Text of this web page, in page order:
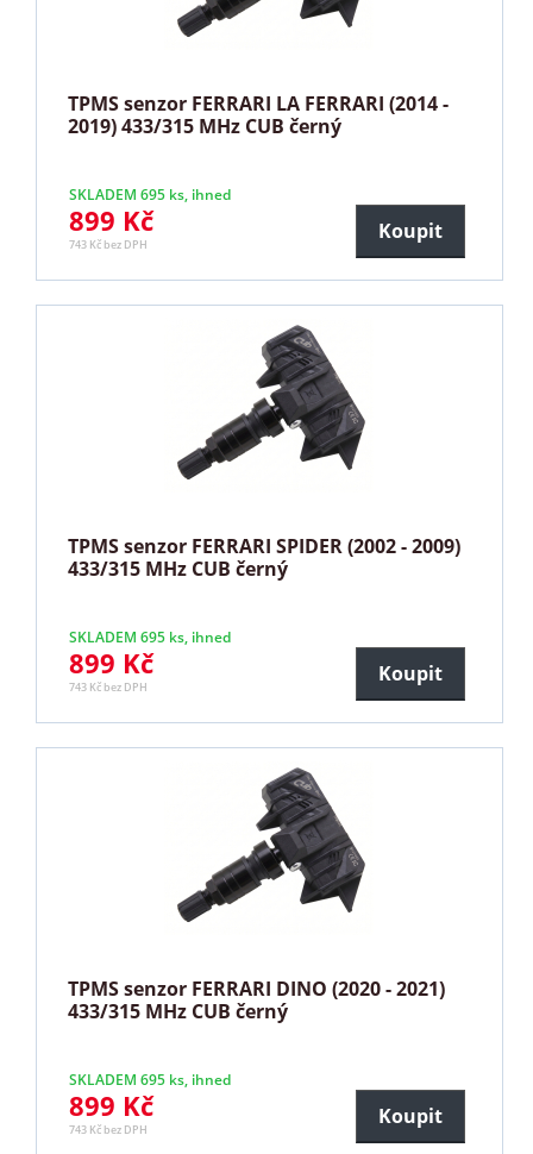
TPMS senzor FERRARI LA FERRARI (2014 -
2019) 433/315 MHz CUB černý
SKLADEM 695 ks, ihned
899 Kč
743 Kč bez DPH
Koupit
TPMS senzor FERRARI SPIDER (2002 - 2009)
433/315 MHz CUB černý
SKLADEM 695 ks, ihned
899 Kč
743 Kč bez DPH
Koupit
TPMS senzor FERRARI DINO (2020 - 2021)
433/315 MHz CUB černý
SKLADEM 695 ks, ihned
899 Kč
743 Kč bez DPH
Koupit